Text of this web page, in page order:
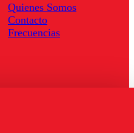
Quienes Somos
Contacto
Frecuencias